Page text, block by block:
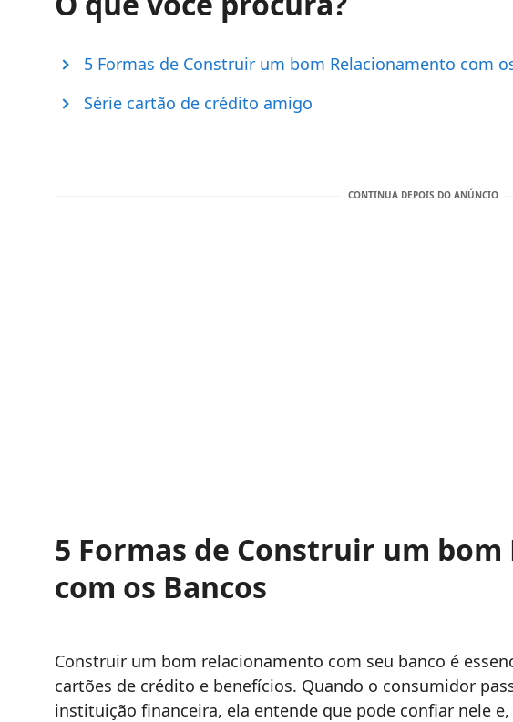
5 Formas de Construir um bom Relacionamento com
Série cartão de crédito amigo
5 Formas de Construir um
com os Bancos
Construir um bom relacionamento com seu banco é
cartões de crédito e benefícios. Quando o consumidor
instituição financeira, ela entende que pode confiar nele